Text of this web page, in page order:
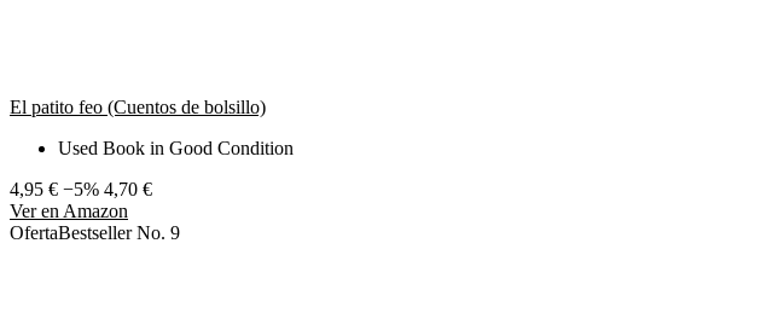
El patito feo (Cuentos de bolsillo)
Used Book in Good Condition
4,95 € −5% 4,70 €
Ver en Amazon
OfertaBestseller No. 9